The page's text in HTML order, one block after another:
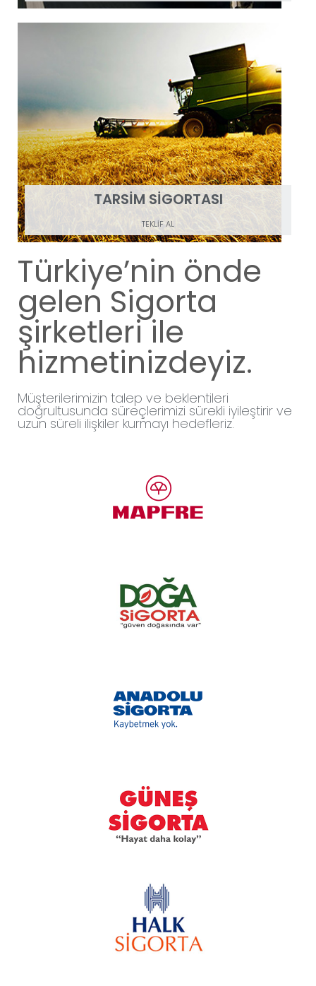
TARSİM SİGORTASI
TEKLİF AL
Türkiye’nin önde
gelen Sigorta
şirketleri ile
hizmetinizdeyiz.
Müşterilerimizin talep ve beklentileri
doğrultusunda süreçlerimizi sürekli iyileştirir ve
uzun süreli ilişkiler kurmayı hedefleriz.